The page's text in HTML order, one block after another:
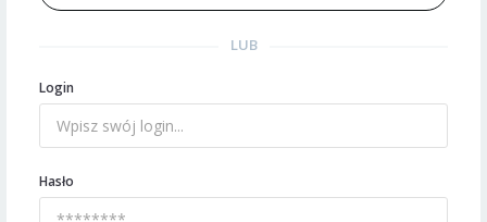
LUB
Login
Hasło